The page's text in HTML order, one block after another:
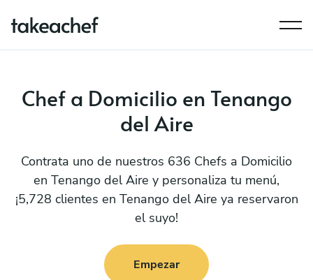
Chef a Domicilio en Tenango
del Aire
Contrata uno de nuestros 636 Chefs a Domicilio
en Tenango del Aire y personaliza tu menú,
¡5,728 clientes en Tenango del Aire ya reservaron
el suyo!
Empezar